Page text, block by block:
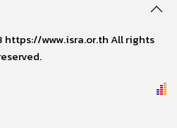
https://www.isra.or.th All rights